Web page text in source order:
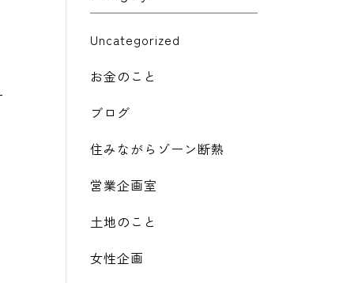
Uncategorized
お金のこと
ブログ
住みながらゾーン断熱
営業企画室
土地のこと
女性企画